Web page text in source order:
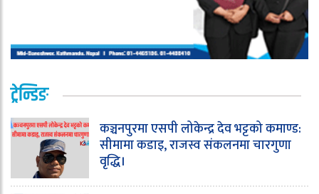
ट्रेन्डिङ
कञ्चनपुरमा एसपी लोकेन्द्र देव भट्टको कमाण्ड:
सीमामा कडाइ, राजस्व संकलनमा चारगुणा
वृद्धि।